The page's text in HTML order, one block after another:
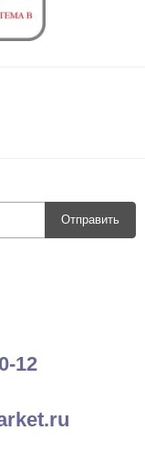
Отправить
12